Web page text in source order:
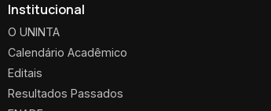
Institucional
O UNINTA
Calendário Acadêmico
Editais
Resultados Passados